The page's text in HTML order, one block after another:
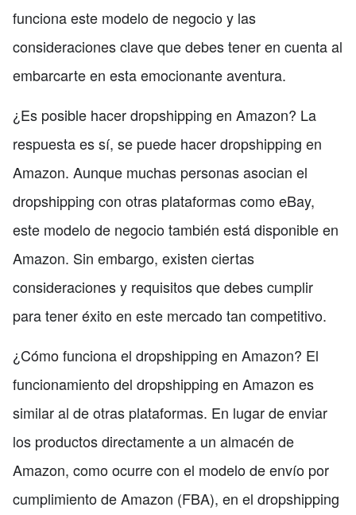
funciona este modelo de negocio y las
consideraciones clave que debes tener en cuenta al
embarcarte en esta emocionante aventura.
¿Es posible hacer dropshipping en Amazon? La
respuesta es sí, se puede hacer dropshipping en
Amazon. Aunque muchas personas asocian el
dropshipping con otras plataformas como eBay,
este modelo de negocio también está disponible en
Amazon. Sin embargo, existen ciertas
consideraciones y requisitos que debes cumplir
para tener éxito en este mercado tan competitivo.
¿Cómo funciona el dropshipping en Amazon? El
funcionamiento del dropshipping en Amazon es
similar al de otras plataformas. En lugar de enviar
los productos directamente a un almacén de
Amazon, como ocurre con el modelo de envío por
cumplimiento de Amazon (FBA), en el dropshipping